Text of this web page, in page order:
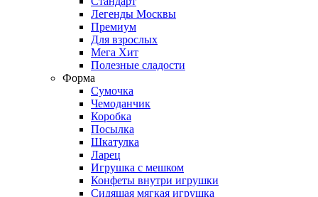
Легенды Москвы
Премиум
Для взрослых
Мега Хит
Полезные сладости
Форма
Сумочка
Чемоданчик
Коробка
Посылка
Шкатулка
Ларец
Игрушка с мешком
Конфеты внутри игрушки
Сидящая мягкая игрушка